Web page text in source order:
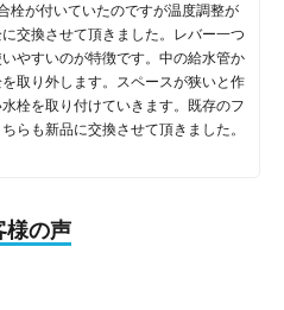
栓が付いていたのですが温度調整が
交換させて頂きました。レバー一つ
やすいのが特徴です。中の給水管か
取り外します。スペースが狭いと作
栓を取り付けていきます。既存のフ
らも新品に交換させて頂きました。
様の声